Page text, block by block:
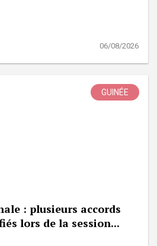
06/08/2026
GUINÉE
: plusieurs accords
lors de la session...